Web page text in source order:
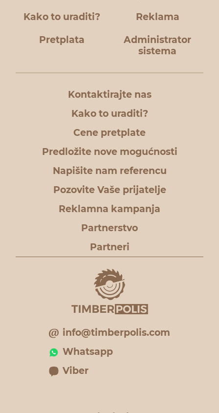
Kako to uraditi? Reklama
Pretplata
Administrator
sistema
Kontaktirajte nas
Kako to uraditi?
Cene pretplate
Predložite nove mogućnosti
Napišite nam referencu
Pozovite Vaše prijatelje
Reklamna kampanja
Partnerstvo
Partneri
info@timberpolis.com
Whatsapp
Viber